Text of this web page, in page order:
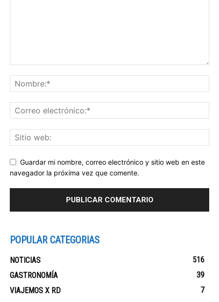
Guardar mi nombre, correo electrónico y sitio web en este
navegador la próxima vez que comente.
POPULAR CATEGORIAS
NOTICIAS
516
GASTRONOMÍA
39
VIAJEMOS X RD
7